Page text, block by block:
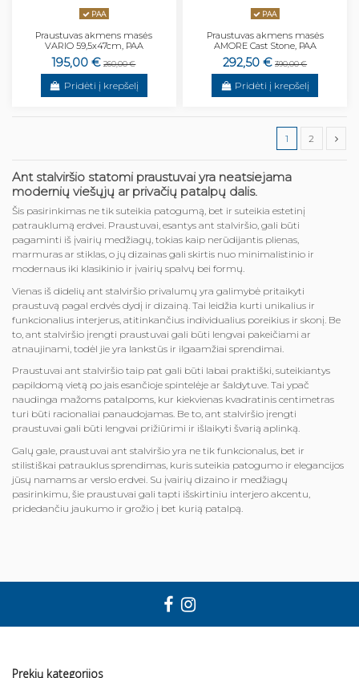
PAA
Praustuvas akmens masės
VARIO 59,5x47cm, PAA
195,00 € 260,00 €
Pridėti į krepšelį
PAA
Praustuvas akmens masės
AMORE Cast Stone, PAA
292,50 € 390,00 €
Pridėti į krepšelį
1 2
Ant stalviršio statomi praustuvai yra neatsiejama
modernių viešųjų ar privačių patalpų dalis.
Šis pasirinkimas ne tik suteikia patogumą, bet ir suteikia estetinį
patrauklumą erdvei. Praustuvai, esantys ant stalviršio, gali būti
pagaminti iš įvairių medžiagų, tokias kaip nerūdijantis plienas,
marmuras ar stiklas, o jų dizainas gali skirtis nuo minimalistinio ir
modernaus iki klasikinio ir įvairių spalvų bei formų.
Vienas iš didelių ant stalviršio privalumų yra galimybė pritaikyti
praustuvą pagal erdvės dydį ir dizainą. Tai leidžia kurti unikalius ir
funkcionalius interjerus, atitinkančius individualius poreikius ir skonį. Be
to, ant stalviršio įrengti praustuvai gali būti lengvai pakeičiami ar
atnaujinami, todėl jie yra lankstūs ir ilgaamžiai sprendimai.
Praustuvai ant stalviršio taip pat gali būti labai praktiški, suteikiantys
papildomą vietą po jais esančioje spintelėje ar šaldytuve. Tai ypač
naudinga mažoms patalpoms, kur kiekvienas kvadratinis centimetras
turi būti racionaliai panaudojamas. Be to, ant stalviršio įrengti
praustuvai gali būti lengvai prižiūrimi ir išlaikyti švarią aplinką.
Galų gale, praustuvai ant stalviršio yra ne tik funkcionalus, bet ir
stilistiškai patrauklus sprendimas, kuris suteikia patogumo ir elegancijos
jūsų namams ar verslo erdvei. Su įvairių dizaino ir medžiagų
pasirinkimu, šie praustuvai gali tapti išskirtiniu interjero akcentu,
pridedančiu jaukumo ir grožio į bet kurią patalpą.
Prekių kategorijos